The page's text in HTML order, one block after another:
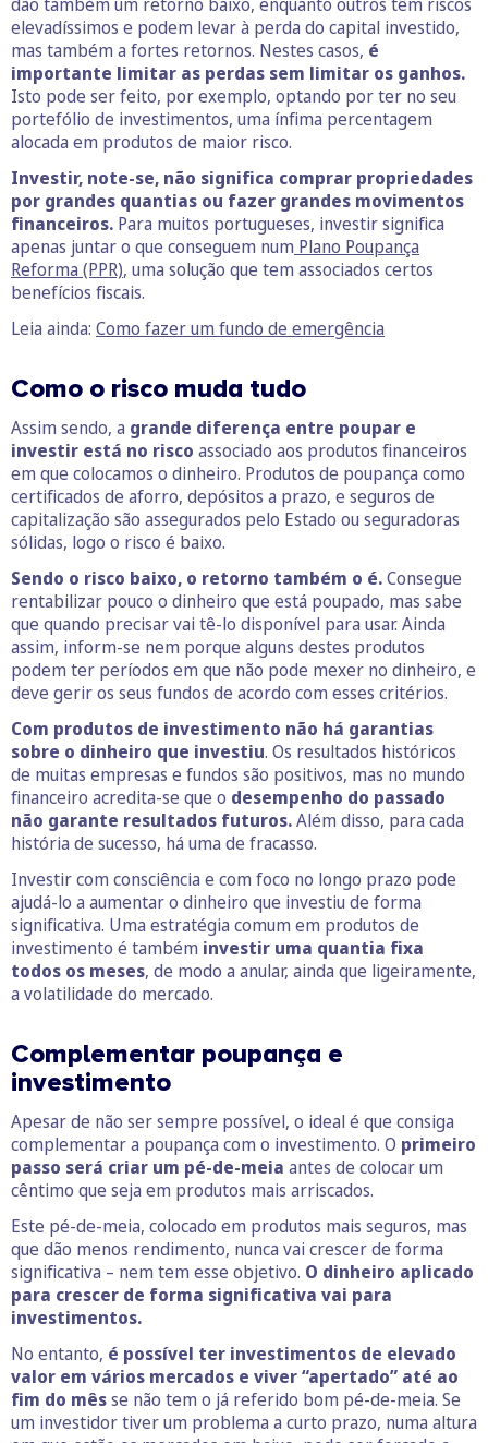
elevadíssimos e podem levar à perda do capital investido,
mas também a fortes retornos. Nestes casos, é
importante limitar as perdas sem limitar os ganhos.
Isto pode ser feito, por exemplo, optando por ter no seu
portefólio de investimentos, uma ínfima percentagem
alocada em produtos de maior risco.
Investir, note-se, não significa comprar propriedades
por grandes quantias ou fazer grandes movimentos
financeiros. Para muitos portugueses, investir significa
apenas juntar o que conseguem num Plano Poupança
Reforma (PPR), uma solução que tem associados certos
benefícios fiscais.
Leia ainda: Como fazer um fundo de emergência
Como o risco muda tudo
Assim sendo, a grande diferença entre poupar e
investir está no risco associado aos produtos financeiros
em que colocamos o dinheiro. Produtos de poupança como
certificados de aforro, depósitos a prazo, e seguros de
capitalização são assegurados pelo Estado ou seguradoras
sólidas, logo o risco é baixo.
Sendo o risco baixo, o retorno também o é.Consegue
rentabilizar pouco o dinheiro que está poupado, mas sabe
que quando precisar vai tê-lo disponível para usar. Ainda
assim, inform-se nem porque alguns destes produtos
podem ter períodos em que não pode mexer no dinheiro, e
deve gerir os seus fundos de acordo com esses critérios.
Com produtos de investimento não há garantias
sobre o dinheiro que investiu. Os resultados históricos
de muitas empresas e fundos são positivos, mas no mundo
financeiro acredita-se que o desempenho do passado
não garante resultados futuros.Além disso, para cada
história de sucesso, há uma de fracasso.
Investir com consciência e com foco no longo prazo pode
ajudá-lo a aumentar o dinheiro que investiu de forma
significativa. Uma estratégia comum em produtos de
investimento é também investir uma quantia fixa
todos os meses, de modo a anular, ainda que ligeiramente,
a volatilidade do mercado.
Complementar poupança e
investimento
Apesar de não ser sempre possível, o ideal é que consiga
complementar a poupança com o investimento. O primeiro
passo será criar um pé-de-meia antes de colocar um
cêntimo que seja em produtos mais arriscados.
Este pé-de-meia, colocado em produtos mais seguros, mas
que dão menos rendimento, nunca vai crescer de forma
significativa – nem tem esse objetivo. O dinheiro aplicado
para crescer de forma significativa vai para
investimentos.
No entanto, é possível ter investimentos de elevado
valor em vários mercados e viver “apertado” até ao
fim do mêsse não tem o já referido bom pé-de-meia. Se
um investidor tiver um problema a curto prazo, numa altura